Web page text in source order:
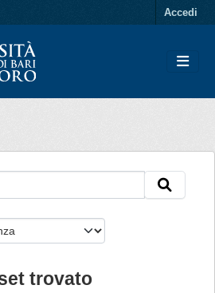
Accedi
trovato